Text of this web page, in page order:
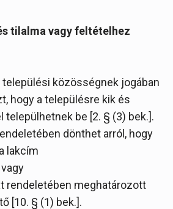
tilalma vagy feltételhez
közösségnek jogában
hogy a településre kik és
be [2. § (3) bek.].
dönthet arról, hogy
lakcím
rendeletében meghatározott
[10. § (1) bek.].